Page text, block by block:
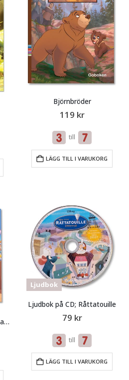
Björnbröder
119 kr
till
LÄGG TILL I VARUKORG
Full fart med Musse och Kalle
Ljudbok
Ljudbok på CD; Råttatouille
79 kr
till
LÄGG TILL I VARUKORG